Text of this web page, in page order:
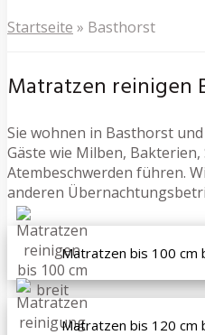
Startseite » Basthorst
Matratzen reinigen
Sie wohnen in Basthorst
Gäste wie Milben,
Atembeschwerden führen.
anderen
Matratzen bis 100 cm
Matratzen bis 120 cm